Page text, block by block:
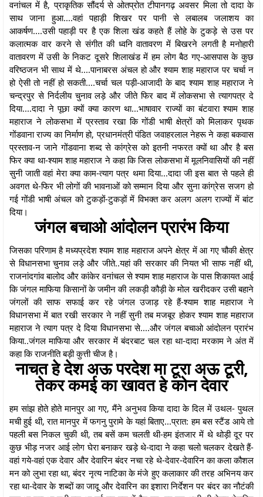
वनांचल में है, प्राकृतिक सौंदर्य से ओतप्रोत टीपानगढ़ अवसर मिला तो दादा के
साथ जाना हुआ....वहां पहाड़ी शिखर पर पानी से लबालब जलाशय का
आकर्षण....उसी पहाड़ी पर है एक शिला खंड कहते हैं लोहे के टुकड़े से उस पर
कलात्मक वार करने से संगीत की ध्वनि वातावरण में बिखरने लगती है मनोहारी
वातावरण में उसी के निकट दूसरे शिलाखंड में हम लोग बैठ गए-आसपास के कुछ
वरिष्ठजन भी साथ में थे....पानाबरस अंचल हो और श्याम शाह महाराज पर चर्चा न
हो ऐसी तो नहीं हो सकती....चर्चा चल पड़ी-आजादी के बाद श्याम शाह महाराज ने
चन्द्रपुर से निर्दलीय चुनाव लड़े और जीते फिर बाद में लोकसभा से त्यागपत्र दे
दिया....दादा ने पूछा क्यों क्या कारण था...भाषावार राज्यों का बंटवारा श्याम शाह
महाराज ने लोकसभा में प्रस्ताव रखा कि गोंडी भाषी क्षेत्रों को मिलाकर पृथक
गोंडवाना राज्य का निर्माण हो, प्रधानमंत्री पंडित जवाहरलाल नेहरू ने कहा बकवास
प्रस्ताव-न जाने गोंडवाना शब्द से कांग्रेस को इतनी नफरत क्यों था और है बस
फिर क्या था-श्याम शाह महाराज ने कहा कि जिस लोकसभा में मूलनिवासियों की नहीं
सुनी जाती वहां मेरा क्या काम-त्याग पत्र थमा दिया...दादा जी इस बात से पहले ही
अवगत थे-फिर भी लोगों की भावनाओं को सम्मान दिया और सुना कांग्रेस सजग हो
गई गोंडी भाषी अंचल को टुकड़ों-टुकड़ों में विभक्त कर अलग अलग राज्यों में बांट
दिया।
जंगल बचाओ आंदोलन प्रारंभ किया
जिसका परिणाम है मध्यप्रदेश श्याम शाह महाराज अपने क्षेत्र में आ गए चौकी क्षेत्र
से विधानसभा चुनाव लड़े और जीते..यहां की सरकार की नियत भी साफ नहीं थी,
राजनांदगांव बालोद और कांकेर वनांचल से श्याम शाह महाराज के पास शिकायत आई
कि जंगल माफिया किसानों के जमीन की लकड़ी कौड़ी के मोल खरीदकर उसी बहाने
जंगलों की साफ सफाई कर रहे जंगल उजाड़ रहे हैं-श्याम शाह महाराज ने
विधानसभा में बात रखी सरकार ने नहीं सुनी तब मजबूर होकर श्याम शाह महाराज
महाराज ने त्याग पत्र दे दिया विधानसभा से....और जंगल बचाओ आंदोलन प्रारंभ
किया..जंगल माफिया और सरकार में बंदरबाट चल रहा था-दादा मरकाम ने अंत में
कहा कि राजनीति बड़ी कुत्ती चीज है।
नाचत हे देश अऊ परदेश मा टूरा अऊ टूरी,
तेकर कमई का खावत हे कोन देवार
हम सांझ होते होते मानपुर आ गए, मैंने अनुभव किया दादा के दिल में उथल- पुथल
मची हुई थी, रात मानपुर में फगनु पुरामे के यहां बिताए...प्रात: हम बस स्टैंड आये तो
पहली बस निकल चुकी थी, तब बसें कम चलती थी-हम इंतजार में थे थोड़ी दूर पर
कुछ भीड़ नजर आई लोग घेरा बनाकर खड़े थे-दादा ने कहा चलो चलकर देखते हैं-
वहां गये-वहां एक देवार और देवारिन बंदर नचा रहे थे-देवार-देवारिन का कला कौशल
मन को लुभा रहा था, बंदर नृत्य नाटिका के मंजे हुए कलाकार की तरह अभिनय कर
रहा था-देवार के शब्दों का जादू और देवारिन का इशारा निर्देशन पर बंदर का नौटंकी